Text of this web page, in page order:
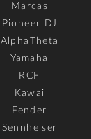
Marcas
Pioneer DJ
AlphaTheta
Yamaha
RCF
Kawai
Fender
Sennheiser